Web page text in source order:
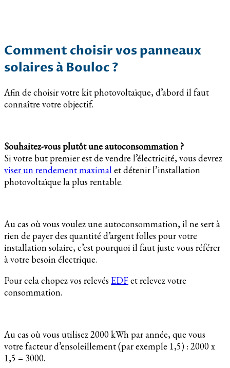
Comment choisir vos panneaux
solaires à Bouloc ?
Afin de choisir votre kit photovoltaïque, d’abord il faut
connaître votre objectif.
Souhaitez-vous plutôt une autoconsommation ?
Si votre but premier est de vendre l’électricité, vous devrez
viser un rendement maximalet détenir l’installation
photovoltaïque la plus rentable.
Au cas où vous voulez une autoconsommation, il ne sert à
rien de payer des quantité d’argent folles pour votre
installation solaire, c’est pourquoi il faut juste vous référer
à votre besoin électrique.
Pour cela chopez vos relevés EDFet relevez votre
consommation.
Au cas où vous utilisez 2000 kWh par année, que vous
votre facteur d’ensoleillement (par exemple 1,5) : 2000 x
1,5 = 3000.